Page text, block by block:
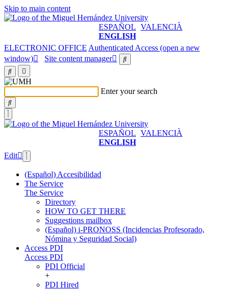
Skip to main content
ESPAÑOL VALENCIÀ
ENGLISH
ELECTRONIC OFFICE Authenticated Access (open a new
window)
Site content manager
Enter your search
ESPAÑOL VALENCIÀ
ENGLISH
Edit
(Español) Accesibilidad
The Service
The Service
Directory
HOW TO GET THERE
Suggestions mailbox
(Español) i-PRONOSS (Incidencias Profesorado,
Nómina y Seguridad Social)
Access PDI
Access PDI
PDI Official
+
PDI Hired